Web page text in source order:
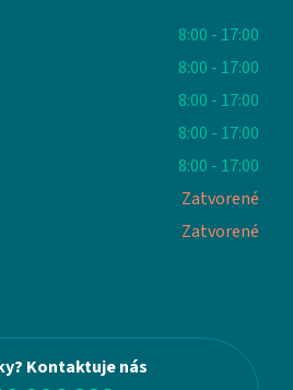
8:00 - 17:00
8:00 - 17:00
8:00 - 17:00
8:00 - 17:00
8:00 - 17:00
Zatvorené
Zatvorené
Kontaktuje nás